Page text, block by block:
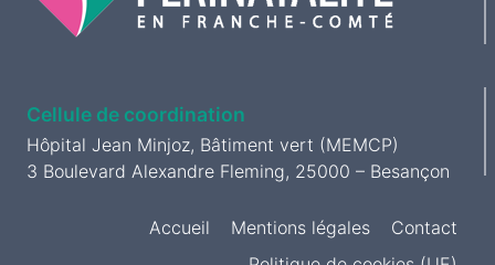
Cellule de coordination
Hôpital Jean Minjoz, Bâtiment vert (MEMCP)
3 Boulevard Alexandre Fleming, 25000 – Besançon
Accueil Mentions légales
Contact